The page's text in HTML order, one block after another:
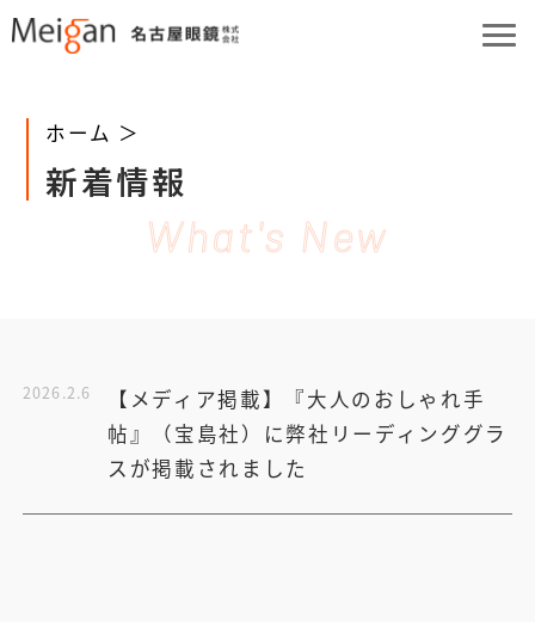
What's New
ホーム ＞
新着情報
2026.2.6
【メディア掲載】『大人のおしゃれ手
帖』（宝島社）に弊社リーディンググラ
スが掲載されました